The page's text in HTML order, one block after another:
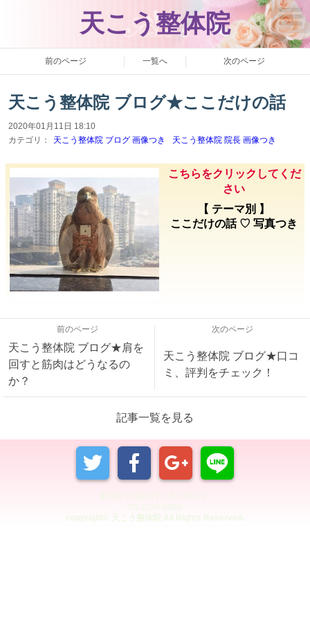
天こう整体院
前のページ 一覧へ 次のページ
天こう整体院 ブログ★ここだけの話
2020年01月11日 18:10
カテゴリ：
天こう整体院 ブログ 画像つき 天こう整体院 院長 画像つき
こちらをクリックしてくだ
さい
【 テーマ別 】
ここだけの話 ♡ 写真つき
前のページ
天こう整体院 ブログ★肩を
回すと筋肉はどうなるの
か？
次のページ
天こう整体院 ブログ★口コ
ミ、評判をチェック！
記事一覧を見る
T
o
g
g
n
n
copyright© 天こう整体院 All Rights Reserved.